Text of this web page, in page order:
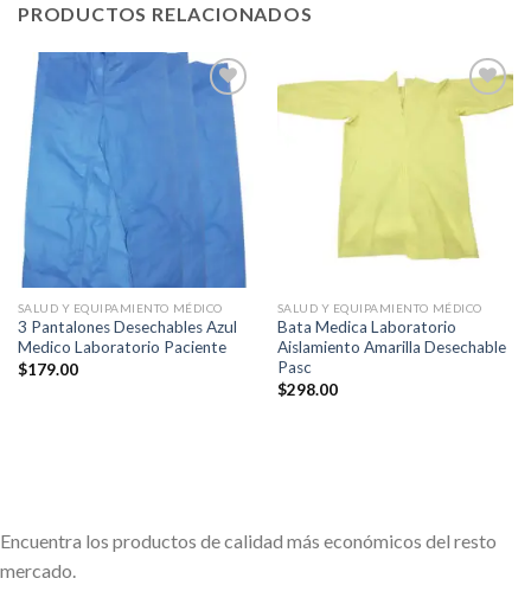
PRODUCTOS RELACIONADOS
Añadir
lista de
deseos
SALUD Y EQUIPAMIENTO MÉDICO
3 Pantalones Desechables Azul
Medico Laboratorio Paciente
$179.00
Añadir
deseos
SALUD Y EQUIPAMIENTO MÉDICO
Bata Medica Laboratorio
Aislamiento Amarilla Desechable
Pasc
$298.00
Encuentra los productos de calidad más económicos del resto
mercado.